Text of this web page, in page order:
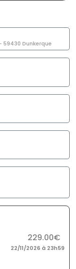
59430 Dunkerque
229.00€
22/11/2026 à 23h59